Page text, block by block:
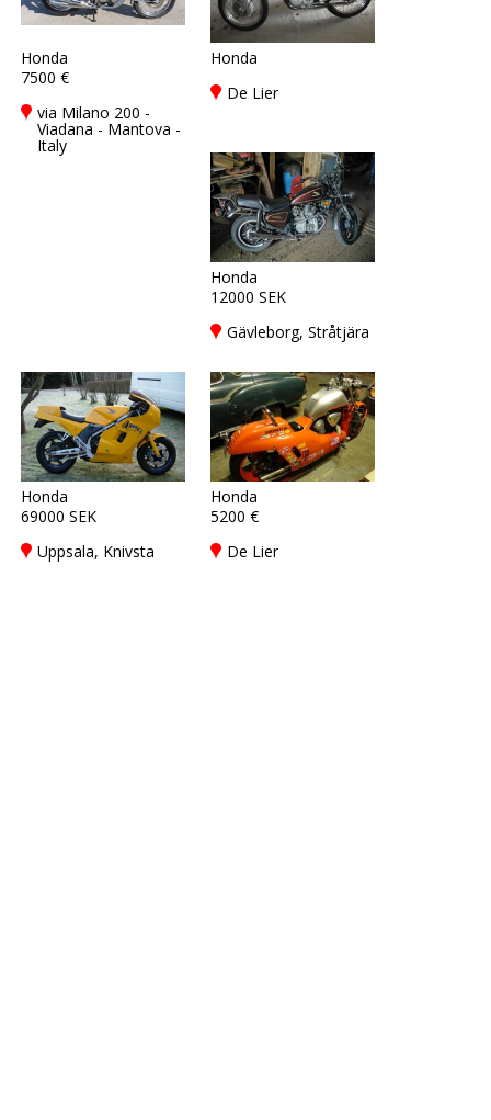
Honda
7500 €
via Milano 200 -
Viadana - Mantova -
Italy
Honda
De Lier
Honda
12000 SEK
Gävleborg, Stråtjära
Honda
69000 SEK
Uppsala, Knivsta
Honda
5200 €
De Lier